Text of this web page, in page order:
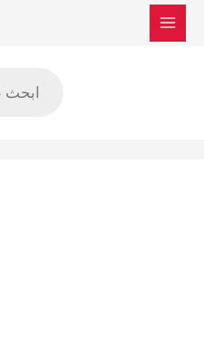
تخطي